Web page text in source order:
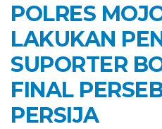
POLRES
LAKUKAN
SUPORTER
FINAL
PERSIJA